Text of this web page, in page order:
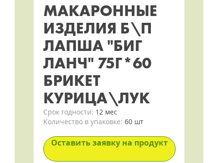
МАКАРОННЫЕ
ИЗДЕЛИЯ Б\П
ЛАПША "БИГ
ЛАНЧ" 75Г*60
БРИКЕТ
КУРИЦА\ЛУК
Срок годности: 12 мес
Количество в упаковке: 60 шт
Оставить заявку на продукт